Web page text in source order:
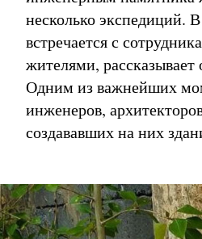
несколько экспедиций.
встречается с
жителями,
Одним из важнейших
инженеров,
создававших на них